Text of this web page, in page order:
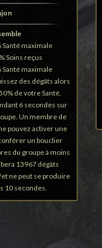
maximale
Soins reçus
maximale
des dégâts alors
de votre Santé,
6 secondes sur
Un membre de
pouvez activer une
un bouclier
du groupe à moins
13967 dégâts
ne peut se produire
10 secondes.